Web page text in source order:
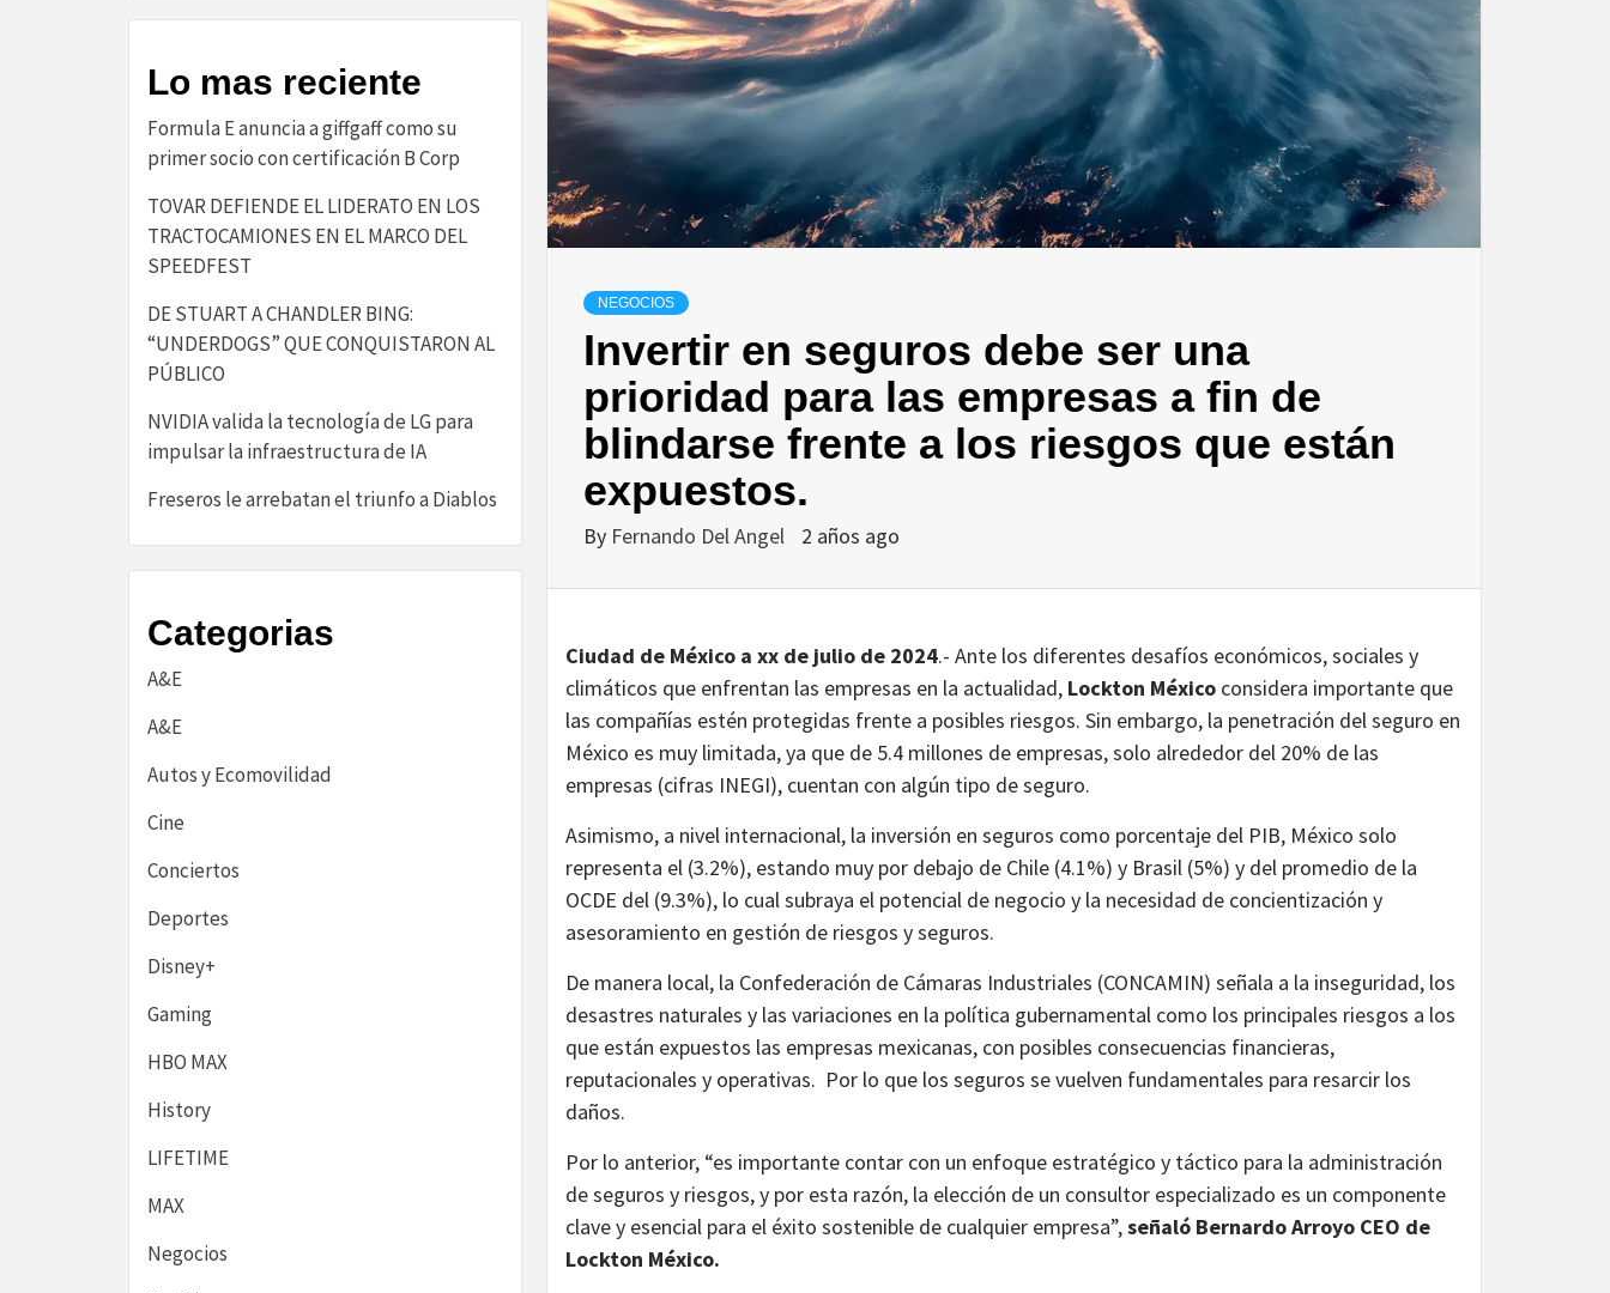
NEGOCIOS
Invertir en seguros debe ser una
prioridad para las empresas a fin de
blindarse frente a los riesgos que están
expuestos.
By Fernando Del Angel 2 años ago
Ciudad de México a xx de julio de 2024.- Ante los diferentes desafíos económicos, sociales y
climáticos que enfrentan las empresas en la actualidad, Lockton México considera importante que
las compañías estén protegidas frente a posibles riesgos. Sin embargo, la penetración del seguro en
México es muy limitada, ya que de 5.4 millones de empresas, solo alrededor del 20% de las
empresas (cifras INEGI), cuentan con algún tipo de seguro.
Asimismo, a nivel internacional, la inversión en seguros como porcentaje del PIB, México solo
representa el (3.2%), estando muy por debajo de Chile (4.1%) y Brasil (5%) y del promedio de la
OCDE del (9.3%), lo cual subraya el potencial de negocio y la necesidad de concientización y
asesoramiento en gestión de riesgos y seguros.
De manera local, la Confederación de Cámaras Industriales (CONCAMIN) señala a la inseguridad, los
desastres naturales y las variaciones en la política gubernamental como los principales riesgos a los
que están expuestos las empresas mexicanas, con posibles consecuencias financieras,
reputacionales y operativas. Por lo que los seguros se vuelven fundamentales para resarcir los
daños.
Por lo anterior, “es importante contar con un enfoque estratégico y táctico para la administración
de seguros y riesgos, y por esta razón, la elección de un consultor especializado es un componente
clave y esencial para el éxito sostenible de cualquier empresa”,señaló Bernardo Arroyo CEO de
Lockton México.
Lo mas reciente
​Formula E anuncia a giffgaff como su
primer socio con certificación B Corp​
TOVAR DEFIENDE EL LIDERATO EN LOS
TRACTOCAMIONES EN EL MARCO DEL
SPEEDFEST
DE STUART A CHANDLER BING:
“UNDERDOGS” QUE CONQUISTARON AL
PÚBLICO
NVIDIA valida la tecnología de LG para
impulsar la infraestructura de IA
Freseros le arrebatan el triunfo a Diablos
Categorias
A&E
A&E
Autos y Ecomovilidad
Cine
Conciertos
Deportes
Disney+
Gaming
HBO MAX
History
LIFETIME
MAX
Negocios